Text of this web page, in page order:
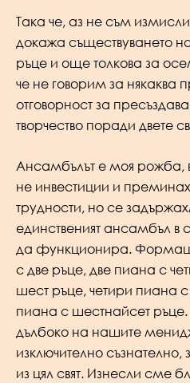
Така че, аз не съм
докажа съществуването
ръце и още толкова за
че не говорим за някаква
отговорност за
творчество поради двете
Ансамбълът е моя рожба, в
не инвестиции и
трудности, но се
единственият ансамбъл в
да функционира.
с две ръце, две пиана с
шест ръце, четири пиана
пиана с шестнайсет
дълбоко на нашите
изключително
из цял свят. Изнесли сме